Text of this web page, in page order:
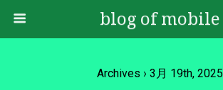
blog of mobile
Archives › 3月 19th, 2025